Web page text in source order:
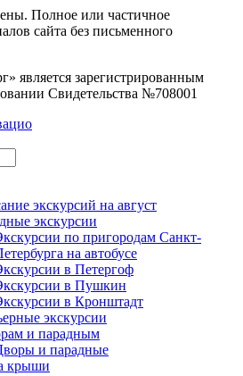
Полное или частичное
сайта без письменного
является зарегистрированным
Свидетельства №708001
экскурсий на август
экскурсии
по пригородам Санкт-
на автобусе
в Петергоф
в Пушкин
в Кронштадт
экскурсии
и парадным
и парадные
крыши